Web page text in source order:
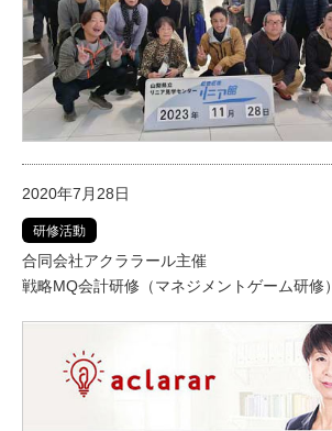
2020年7月28日
研修活動
合同会社アクララール主催
戦略MQ会計研修（マネジメントゲーム研修）